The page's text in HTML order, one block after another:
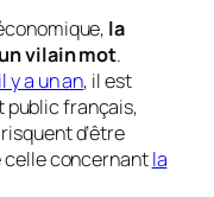
la
vilain mot.
il y a un an, il est
public français,
d’être
celle concernantla